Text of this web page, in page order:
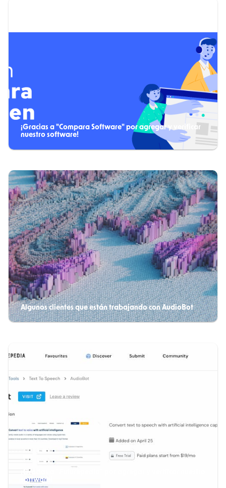
¡Gracias a "Compara Software" por agregar y verificar
nuestro software!
Algunos clientes que están trabajando con AudioBot
¡Gracias a "Futurepedia" por agregar y verificar nuestro
software!